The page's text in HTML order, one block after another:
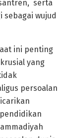
serta
sebagai wujud
ini penting
yang
persoalan